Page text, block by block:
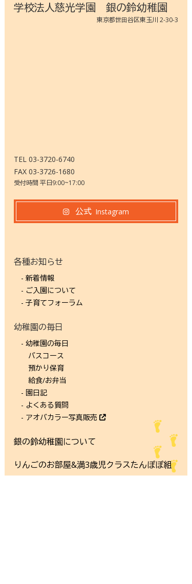
学校法人慈光学園 銀の鈴幼稚園
東京都世田谷区東玉川 2-30-3
TEL 03-3720-6740
FAX 03-3726-1680
受付時間 平日9:00~17:00
公式 Instagram
各種お知らせ
- 新着情報
- ご入園について
- 子育てフォーラム
幼稚園の毎日
- 幼稚園の毎日
バスコース
預かり保育
給食/お弁当
- 園日記
- よくある質問
- アオバカラー写真販売
銀の鈴幼稚園について
りんごのお部屋&満3歳児クラスたんぽぽ組